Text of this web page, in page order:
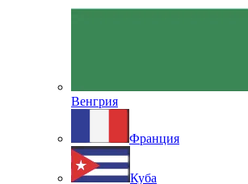
Венгрия
Франция
Куба